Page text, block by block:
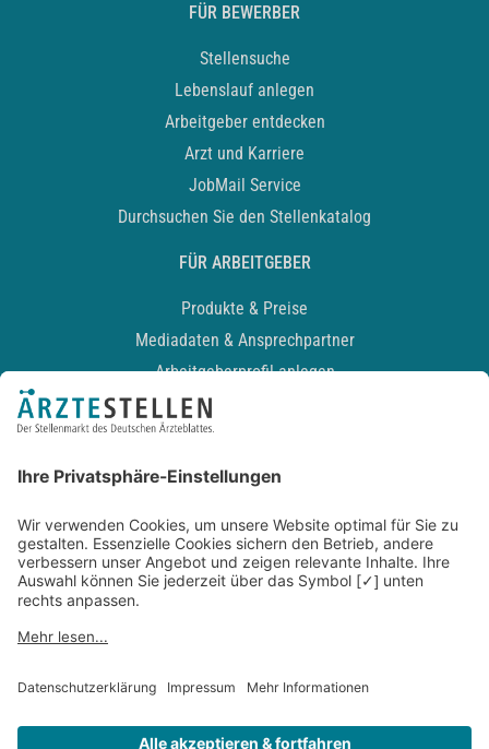
FÜR BEWERBER
Stellensuche
Lebenslauf anlegen
Arbeitgeber entdecken
Arzt und Karriere
JobMail Service
Durchsuchen Sie den Stellenkatalog
FÜR ARBEITGEBER
Produkte & Preise
Mediadaten & Ansprechpartner
Arbeitgeberprofil anlegen
Recruiting-Podcast
Kontakt
Datenschutz
Newsletter